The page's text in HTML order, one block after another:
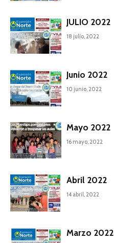
JULIO 2022
18 julio, 2022
Junio 2022
10 junio, 2022
Mayo 2022
16 mayo, 2022
Abril 2022
14 abril, 2022
Marzo 2022